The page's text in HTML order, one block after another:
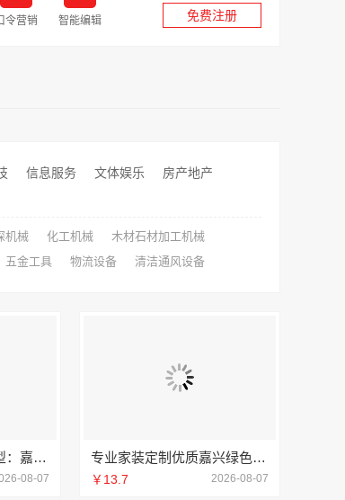
令营销 智能编辑 免费注册
信息服务 文体娱乐
房产地产
机械 化工机械
木材石材加工机械
五金工具 物流设备 清洁通风设备
南湖区装饰推荐小户型：嘉兴锦居装饰材料有限公司
08-07
专业家装定制优质嘉兴绿色之家建材科技有限公司
￥13.7 2026-08-07